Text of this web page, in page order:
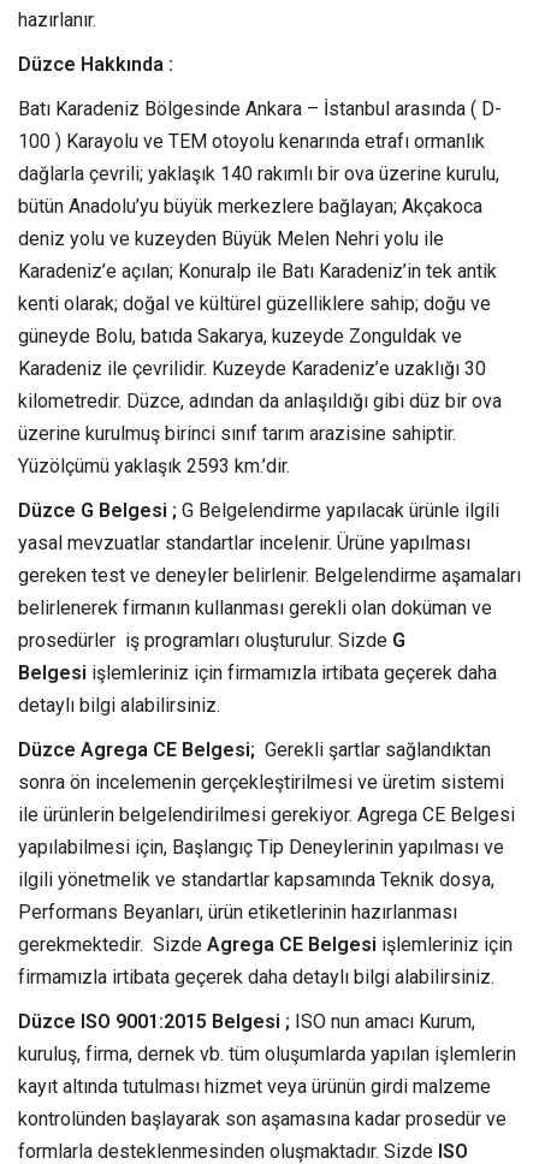
hazırlanır.
Düzce Hakkında :
Batı Karadeniz Bölgesinde Ankara – İstanbul arasında ( D-
100 ) Karayolu ve TEM otoyolu kenarında etrafı ormanlık
dağlarla çevrili; yaklaşık 140 rakımlı bir ova üzerine kurulu,
bütün Anadolu’yu büyük merkezlere bağlayan; Akçakoca
deniz yolu ve kuzeyden Büyük Melen Nehri yolu ile
Karadeniz’e açılan; Konuralp ile Batı Karadeniz’in tek antik
kenti olarak; doğal ve kültürel güzelliklere sahip; doğu ve
güneyde Bolu, batıda Sakarya, kuzeyde Zonguldak ve
Karadeniz ile çevrilidir. Kuzeyde Karadeniz’e uzaklığı 30
kilometredir. Düzce, adından da anlaşıldığı gibi düz bir ova
üzerine kurulmuş birinci sınıf tarım arazisine sahiptir.
Yüzölçümü yaklaşık 2593 km.’dir.
Düzce G Belgesi ; G Belgelendirme yapılacak ürünle ilgili
yasal mevzuatlar standartlar incelenir. Ürüne yapılması
gereken test ve deneyler belirlenir. Belgelendirme aşamaları
belirlenerek firmanın kullanması gerekli olan doküman ve
prosedürler iş programları oluşturulur. Sizde G
Belgesi işlemleriniz için firmamızla irtibata geçerek daha
detaylı bilgi alabilirsiniz.
Düzce Agrega CE Belgesi; Gerekli şartlar sağlandıktan
sonra ön incelemenin gerçekleştirilmesi ve üretim sistemi
ile ürünlerin belgelendirilmesi gerekiyor. Agrega CE Belgesi
yapılabilmesi için, Başlangıç Tip Deneylerinin yapılması ve
ilgili yönetmelik ve standartlar kapsamında Teknik dosya,
Performans Beyanları, ürün etiketlerinin hazırlanması
gerekmektedir. Sizde Agrega CE Belgesi işlemleriniz için
firmamızla irtibata geçerek daha detaylı bilgi alabilirsiniz.
Düzce ISO 9001:2015 Belgesi ; ISO nun amacı Kurum,
kuruluş, firma, dernek vb. tüm oluşumlarda yapılan işlemlerin
kayıt altında tutulması hizmet veya ürünün girdi malzeme
kontrolünden başlayarak son aşamasına kadar prosedür ve
formlarla desteklenmesinden oluşmaktadır. Sizde ISO